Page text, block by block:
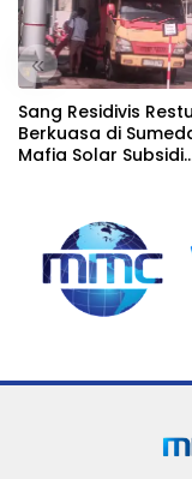
«
Sang Residivis Restu
Berkuasa di
Mafia Solar Subsidi
Bungkam